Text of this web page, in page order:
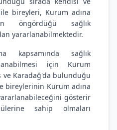
bireyleri, Kurum adına
öngördüğü sağlık
yararlanabilmektedir.
kapsamında sağlık
için Kurum
ve Karadağ'da bulunduğu
bireylerinin Kurum adına
gösterir
sahip olmaları